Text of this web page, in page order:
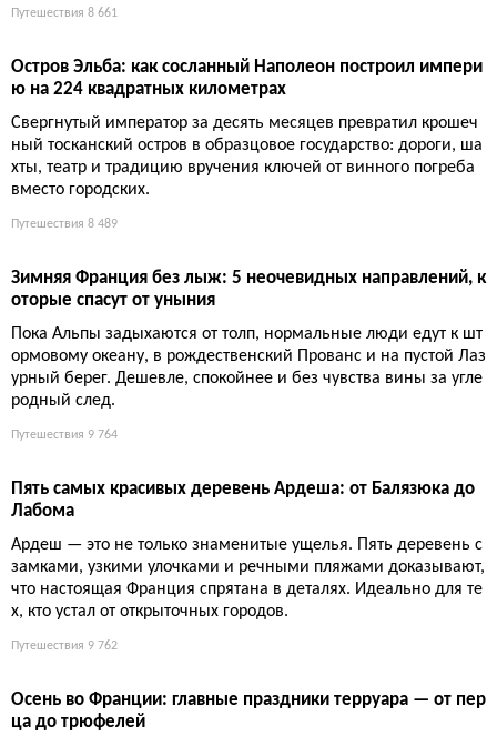
илось
ь в скалу над заливом Сен-Флоран, храня компактную архите
ктуру, розовую церковь и башню Паоли. Здесь черный пляж
той Юлии смешиваются с реальностью туристического бума.
Путешествия 8 346
Аббатство в ущелье, катарская крепость над пропастью, мост
Эро сосредоточена вся романтика Юга. Только не ждите тиш
ины: летом тут яблоку негде упасть.
Путешествия 8 661